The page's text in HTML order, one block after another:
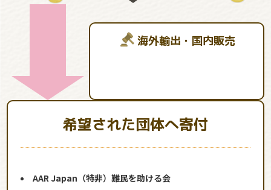
海外輸出・国内販売
希望された団体へ寄付
AAR Japan（特非）難民を助ける会